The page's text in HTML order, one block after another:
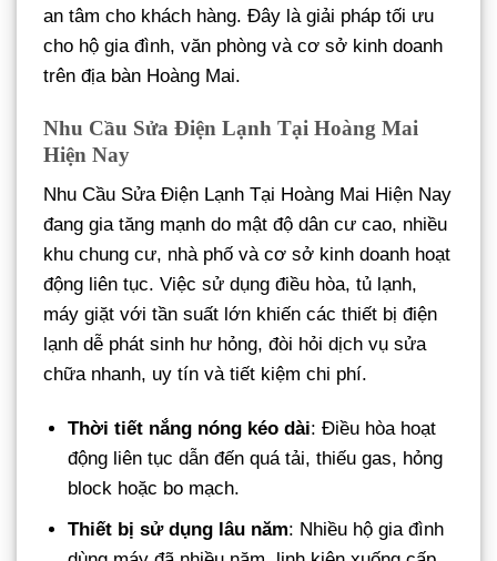
an tâm cho khách hàng. Đây là giải pháp tối ưu
cho hộ gia đình, văn phòng và cơ sở kinh doanh
trên địa bàn Hoàng Mai.
Nhu Cầu Sửa Điện Lạnh Tại Hoàng Mai
Hiện Nay
Nhu Cầu Sửa Điện Lạnh Tại Hoàng Mai Hiện Nay
đang gia tăng mạnh do mật độ dân cư cao, nhiều
khu chung cư, nhà phố và cơ sở kinh doanh hoạt
động liên tục. Việc sử dụng điều hòa, tủ lạnh,
máy giặt với tần suất lớn khiến các thiết bị điện
lạnh dễ phát sinh hư hỏng, đòi hỏi dịch vụ sửa
chữa nhanh, uy tín và tiết kiệm chi phí.
Thời tiết nắng nóng kéo dài: Điều hòa hoạt
động liên tục dẫn đến quá tải, thiếu gas, hỏng
block hoặc bo mạch.
Thiết bị sử dụng lâu năm: Nhiều hộ gia đình